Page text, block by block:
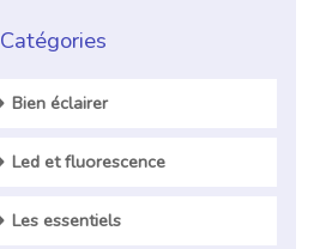
Catégories
Bien éclairer
CCTP pour luminaire LED
Led et fluorescence
Les essentiels